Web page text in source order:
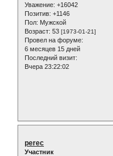
Уважение: +16042
Позитив: +1146
Пол: Мужской
Возраст: 53 [1973-01-21]
Провел на форуме:
6 месяцев 15 дней
Последний визит:
Вчера 23:22:02
perec
Участник